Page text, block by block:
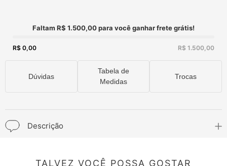
Faltam R$ 1.500,00 para você ganhar frete grátis!
R$ 0,00 R$ 1.500,00
Dúvidas
Tabela de
Medidas
Trocas
Descrição
TALVEZ VOCÊ POSSA GOSTAR